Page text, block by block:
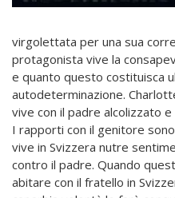
virgolettata per una sua
protagonista vive la
e quanto questo costituisca
autodeterminazione.
vive con il padre alcolizzato
I rapporti con il genitore
vive in Svizzera nutre
contro il padre. Quando
abitare con il fratello in